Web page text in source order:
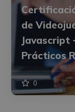
de
Javascript
Prácticos
0